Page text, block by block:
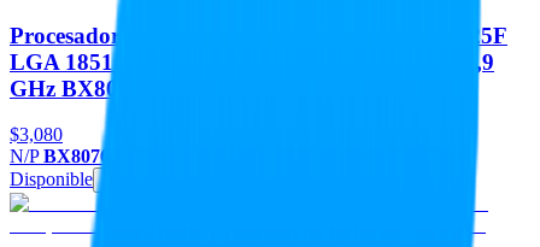
Procesador Intel Core Ultra 5 para escritorio 225F
LGA 1851 - 10 cores (6P + 4E) Hasta 4.9 Ghz 4,9
GHz BX80768225F
$3,080
N/PBX80768225F
Disponible